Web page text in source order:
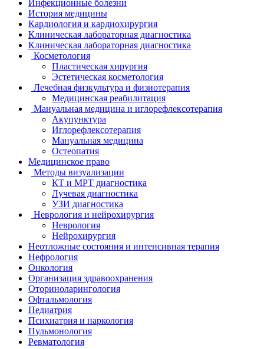
Инфекционные болезни
История медицины
Кардиология и кардиохирургия
Клиническая лабораторная диагностика
Клиническая лабораторная диагностика
Косметология
Пластическая хирургия
Эстетическая косметология
Лечебная физкультура и физиотерапия
Медицинская реабилитация
Мануальная медицина и иглорефлексотерапия
Акупунктура
Иглорефлексотерапия
Мануальная медицина
Остеопатия
Медицинское право
Методы визуализации
КТ и МРТ диагностика
Лучевая диагностика
УЗИ диагностика
Неврология и нейрохирургия
Неврология
Нейрохирургия
Неотложные состояния и интенсивная терапия
Нефрология
Онкология
Организация здравоохранения
Оториноларингология
Офтальмология
Педиатрия
Психиатрия и наркология
Пульмонология
Ревматология